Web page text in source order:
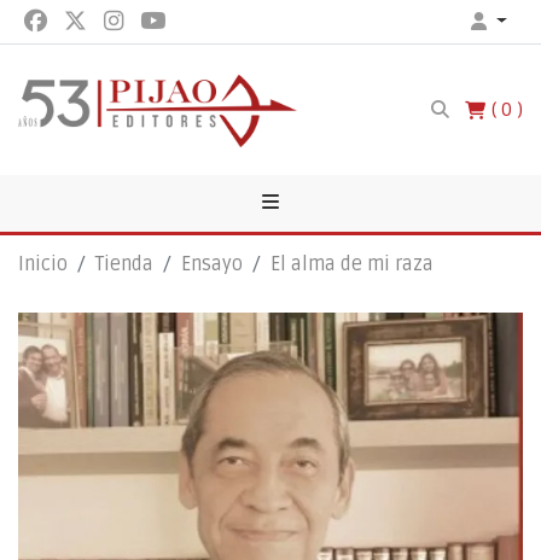
0
Inicio Tienda Ensayo El alma de mi raza